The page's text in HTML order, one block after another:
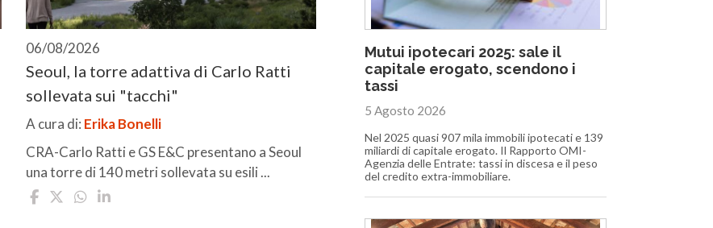
06/08/2026
Seoul, la torre adattiva di Carlo Ratti
sollevata sui "tacchi"
A cura di: Erika Bonelli
CRA-Carlo Ratti e GS E&C presentano a Seoul
una torre di 140 metri sollevata su esili ...
Mutui ipotecari 2025: sale il
capitale erogato, scendono i
tassi
5 Agosto 2026
Nel 2025 quasi 907 mila immobili ipotecati e 139
miliardi di capitale erogato. Il Rapporto OMI-
Agenzia delle Entrate: tassi in discesa e il peso
del credito extra-immobiliare.